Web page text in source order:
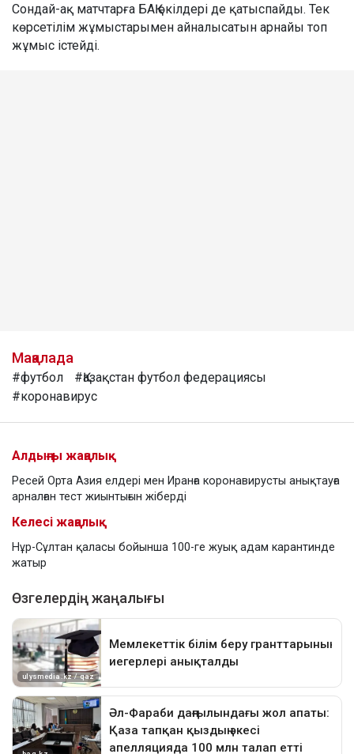
Сондай-ақ матчтарға БАҚ өкілдері де қатыспайды. Тек
көрсетілім жұмыстарымен айналысатын арнайы топ
жұмыс істейді.
Мақалада
#футбол
#Қазақстан футбол федерациясы
#коронавирус
Алдыңғы жаңалық
Ресей Орта Азия елдері мен Иранға коронавирусты анықтауға
арналған тест жиынтығын жіберді
Келесі жаңалық
Нұр-Сұлтан қаласы бойынша 100-ге жуық адам карантинде
жатыр